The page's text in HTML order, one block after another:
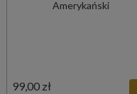
Amerykański
99,00 zł